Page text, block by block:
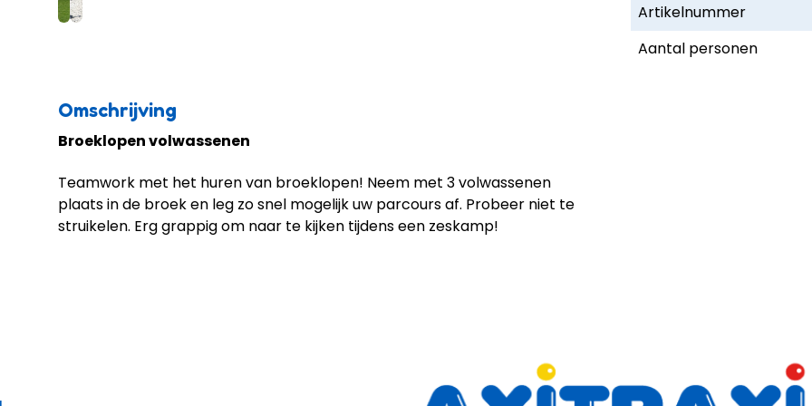
Omschrijving
Broeklopen volwassenen
Teamwork met het huren van broeklopen! Neem met 3 volwassenen
plaats in de broek en leg zo snel mogelijk uw parcours af. Probeer niet te
struikelen. Erg grappig om naar te kijken tijdens een zeskamp!
Artikelnummer
Aantal personen